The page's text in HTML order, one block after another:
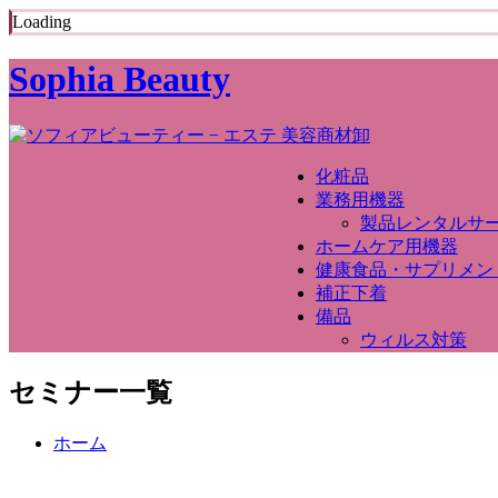
Loading
Sophia Beauty
化粧品
業務用機器
製品レンタルサ
ホームケア用機器
健康食品・サプリメン
補正下着
備品
ウィルス対策
セミナー一覧
ホーム